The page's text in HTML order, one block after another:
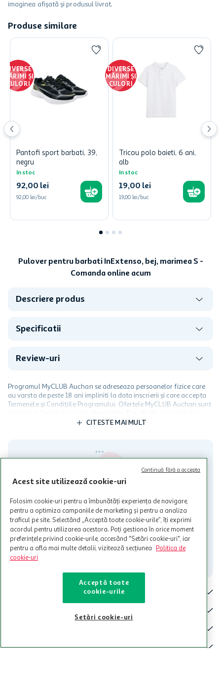
imaginea afișată și produsul livrat.
Produse similare
DIVERSE
MĂRIMI ȘI
CULORI
Pantofi sport barbati, 39,
negru
In stoc
92,00 lei
92,00 lei/buc
DIVERSE
MĂRIMI ȘI
CULORI
Tricou polo baieti, 6 ani,
alb
In stoc
19,00 lei
19,00 lei/buc
Pulover pentru barbati InExtenso, bej, marimea S -
Comanda online acum
Descriere produs
Specificatii
Review-uri
Programul MyCLUB Auchan se adreseaza persoanelor fizice care
au varsta de peste 18 ani impliniti la data inscrierii și care accepta
Termenele și Condițiile Programului. Ofertele MyCLUB Auchan sunt
valabile in limita stocurilor disponibile. Beneficiile se acorda in
limita a 12 unitati / card client o singura data in perioada promotiei.
activitati in afara celor mentionate in Termene si Conditii. Auchan
nu raspunde pentru imposibilitatea utilizarii Cardului in perioada in
care aceste este suspendat sau in perioada in care sunt efectuate
intretineri sau reparatii tehnice la sistemul de utilizarea al Cardului.
CITESTE MAI MULT
Contacteaza-ne!
Iti stam mereu la dispozitie.
021-9141 contact@auchan.ro
Tinem aproape
Acest site utilizează cookie-uri
Folosim cookie-uri pentru a îmbunătăți experiența de navigare,
pentru a optimiza campaniile de marketing și pentru a analiza
traficul pe site. Selectând „Acceptă toate cookie-urile”, îți exprimi
acordul pentru utilizarea acestora. Poți gestiona în orice moment
preferințele privind cookie-urile, accesând "Setări cookie-uri", iar
pentru a afla mai multe detalii, vizitează secțiunea
Politica de
cookie-uri
Acceptă toate
cookie-urile
Setări cookie-uri
Continuă fără a accepta